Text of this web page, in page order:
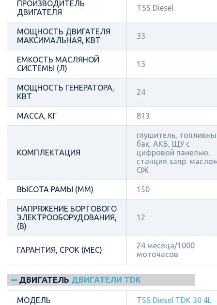
ПРОИЗВОДИТЕЛЬ
ДВИГАТЕЛЯ
TSS Diesel
МОЩНОСТЬ ДВИГАТЕЛЯ
МАКСИМАЛЬНАЯ, КВТ
33
ЕМКОСТЬ МАСЛЯНОЙ
СИСТЕМЫ (Л)
13
МОЩНОСТЬ ГЕНЕРАТОРА,
КВТ
24
МАССА, КГ 813
КОМПЛЕКТАЦИЯ
глушитель,
бак, АКБ, ЩУ с
цифровой панелью,
станция запр.
ОЖ
ВЫСОТА РАМЫ (ММ) 150
НАПРЯЖЕНИЕ БОРТОВОГО
ЭЛЕКТРООБОРУДОВАНИЯ,
(В)
12
ГАРАНТИЯ, СРОК (МЕС)
24 месяца/1000
моточасов
ДВИГАТЕЛЬ ДВИГАТЕЛИ TDK
МОДЕЛЬ TSS Diesel TDК 30 4L